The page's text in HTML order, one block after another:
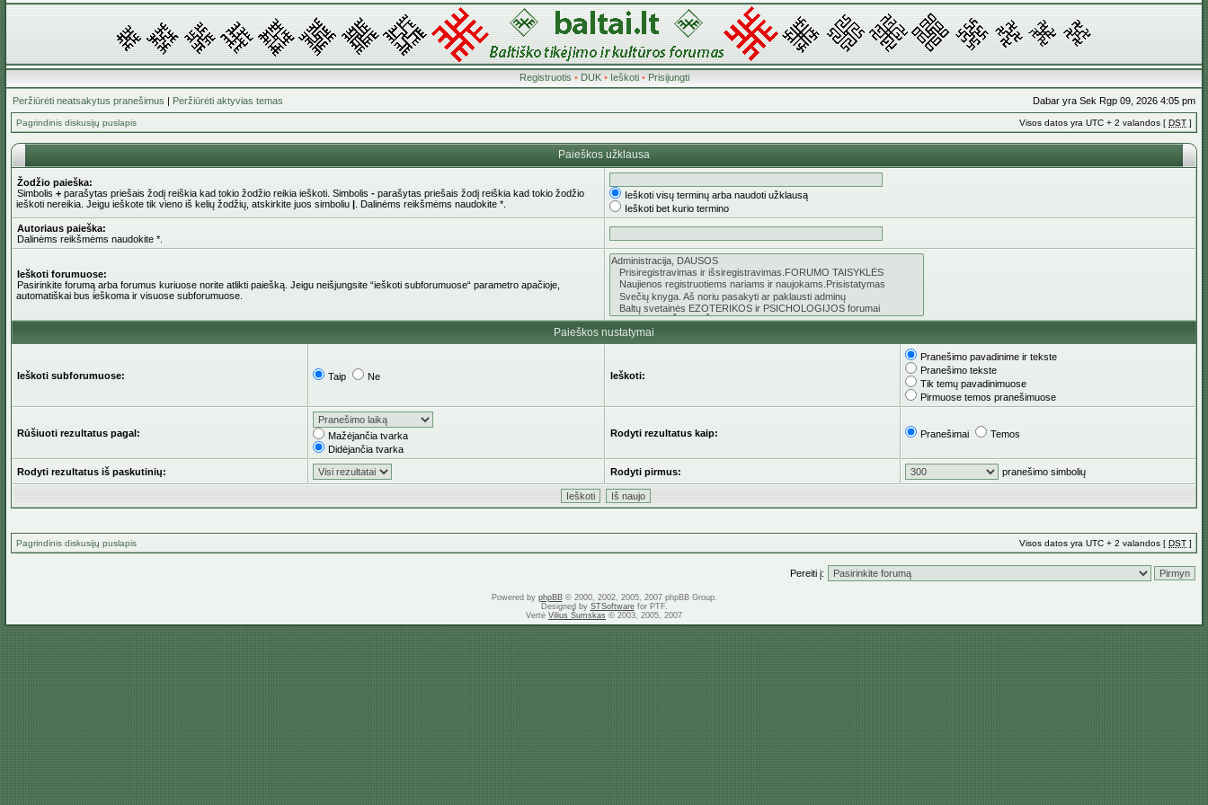
Registruotis • DUK• Ieškoti• Prisijungti
Peržiūrėti neatsakytus pranešimus | Peržiūrėti aktyvias temas Dabar yra Sek Rgp 09, 2026 4:05 pm
Pagrindinis diskusijų puslapis Visos datos yra UTC + 2 valandos [ DST ]
Paieškos užklausa
Žodžio paieška:
Simbolis + parašytas priešais žodį reiškia kad tokio žodžio reikia ieškoti. Simbolis - parašytas priešais žodį reiškia kad tokio žodžio
ieškoti nereikia. Jeigu ieškote tik vieno iš kelių žodžių, atskirkite juos simboliu | . Dalinėms reikšmėms naudokite *.
Ieškoti visų terminų arba naudoti užklausą
Ieškoti bet kurio termino
Autoriaus paieška:
Dalinėms reikšmėms naudokite *.
Ieškoti forumuose:
Pasirinkite forumą arba forumus kuriuose norite atlikti paiešką. Jeigu neišjungsite “ieškoti subforumuose“ parametro apačioje,
automatiškai bus ieškoma ir visuose subforumuose.
Paieškos nustatymai
Ieškoti subforumuose: Taip Ne Ieškoti:
Pranešimo pavadinime ir tekste
Pranešimo tekste
Tik temų pavadinimuose
Pirmuose temos pranešimuose
Rūšiuoti rezultatus pagal:
Mažėjančia tvarka
Didėjančia tvarka
Rodyti rezultatus kaip: Pranešimai Temos
Rodyti rezultatus iš paskutinių: Rodyti pirmus: pranešimo simbolių
Pagrindinis diskusijų puslapis Visos datos yra UTC + 2 valandos [ DST ]
Pereiti į:
Powered by phpBB© 2000, 2002, 2005, 2007 phpBB Group.
Designed by STSoftwarefor PTF.
Vertė Vilius Šumskas © 2003, 2005, 2007